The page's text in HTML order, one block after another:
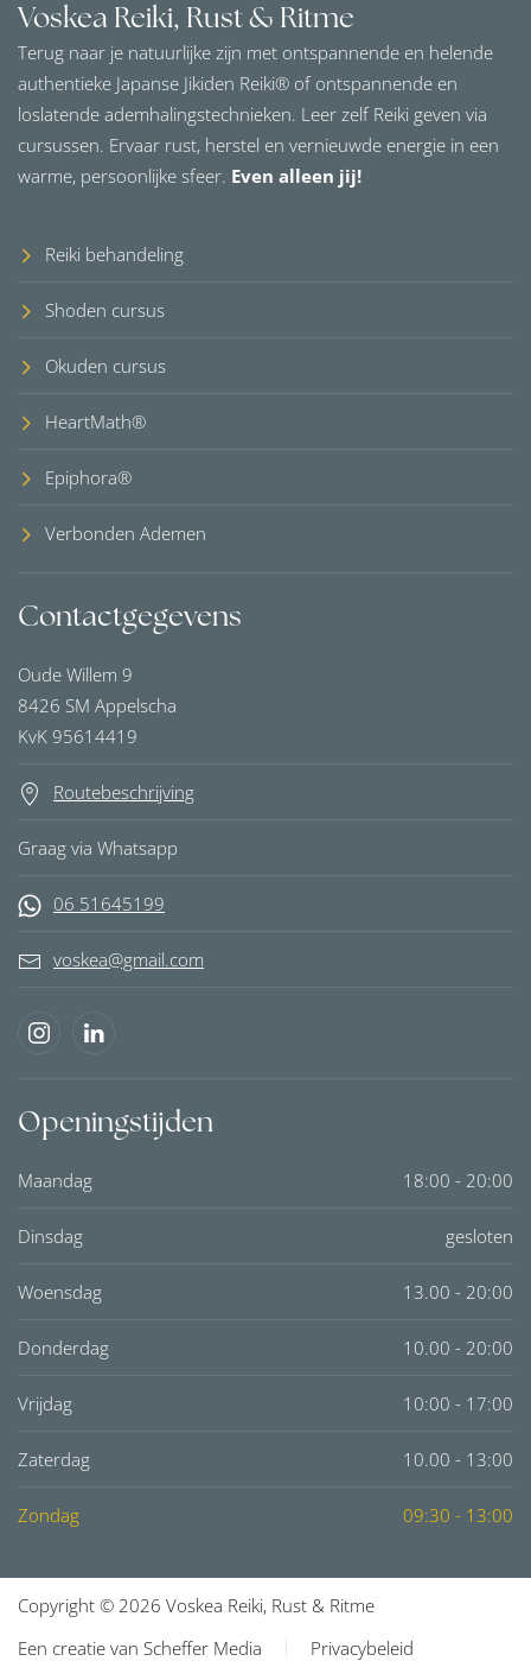
Voskea Reiki, Rust & Ritme
Terug naar je natuurlijke zijn met ontspannende en helende
authentieke Japanse Jikiden Reiki® of ontspannende en
loslatende ademhalingstechnieken. Leer zelf Reiki geven via
cursussen. Ervaar rust, herstel en vernieuwde energie in een
warme, persoonlijke sfeer. Even alleen jij!
Reiki behandeling
Shoden cursus
Okuden cursus
HeartMath®
Epiphora®
Verbonden Ademen
Contactgegevens
Oude Willem 9
8426 SM Appelscha
KvK 95614419
Routebeschrijving
Graag via Whatsapp
06 51645199
voskea@gmail.com
Openingstijden
Maandag 18:00 - 20:00
Dinsdag gesloten
Woensdag 13.00 - 20:00
Donderdag 10.00 - 20:00
Vrijdag 10:00 - 17:00
Zaterdag 10.00 - 13:00
Zondag 09:30 - 13:00
Copyright © 2026 Voskea Reiki, Rust & Ritme
Een creatie van Scheffer Media
Privacybeleid